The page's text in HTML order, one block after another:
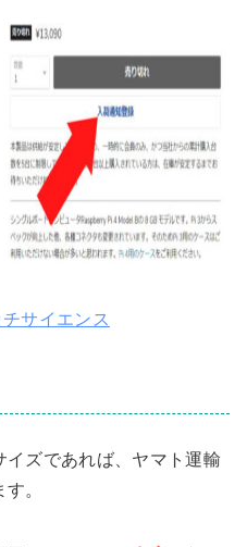
サイエンス
ズであれば、ヤマト運輸
。